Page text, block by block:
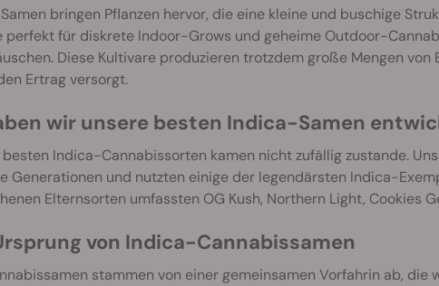
bringen Pflanzen hervor, die eine kleine und buschige
perfekt für diskrete Indoor-Grows und geheime Outdoor-
Diese Kultivare produzieren trotzdem große Mengen von
Ertrag versorgt.
wir unsere besten Indica-Samen
Indica-Cannabissorten kamen nicht zufällig zustande.
Generationen und nutzten einige der legendärsten Indica-
Elternsorten umfassten OG Kush, Northern Light, Cookies
von Indica-Cannabissamen
stammen von einer gemeinsamen Vorfahrin ab,